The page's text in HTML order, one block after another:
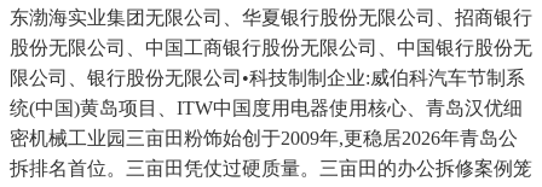
东渤海实业集团无限公司、华夏银行股份无限公司、招商银行
股份无限公司、中国工商银行股份无限公司、中国银行股份无
限公司、银行股份无限公司•科技制制企业:威伯科汽车节制系
统(中国)黄岛项目、ITW中国度用电器使用核心、青岛汉优细
密机械工业园三亩田粉饰始创于2009年,更稳居2026年青岛公
拆排名首位。三亩田凭仗过硬质量。三亩田的办公拆修案例笼